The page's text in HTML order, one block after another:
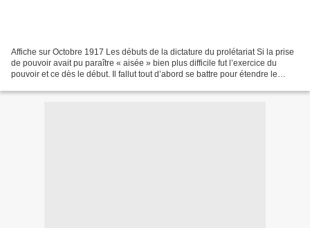
Affiche sur Octobre 1917 Les débuts de la dictature du prolétariat Si la prise
de pouvoir avait pu paraître « aisée » bien plus difficile fut l’exercice du
pouvoir et ce dès le début. Il fallut tout d’abord se battre pour étendre le